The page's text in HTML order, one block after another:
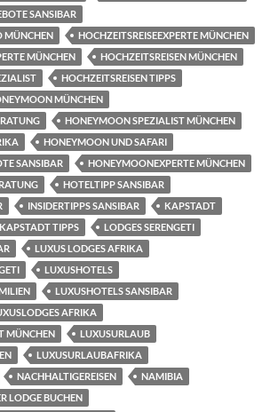
SANSIBAR
MÜNCHEN
HOCHZEITSREISEEXPERTE MÜNCHEN
MÜNCHEN
HOCHZEITSREISEN MÜNCHEN
HOCHZEITSREISEN TIPPS
MÜNCHEN
HONEYMOON SPEZIALIST MÜNCHEN
HONEYMOON UND SAFARI
SANSIBAR
HONEYMOONEXPERTE MÜNCHEN
HOTELTIPP SANSIBAR
INSIDERTIPPS SANSIBAR
KAPSTADT
KAPSTADT TIPPS
LODGES SERENGETI
LUXUS LODGES AFRIKA
LUXUSHOTELS
LUXUSHOTELS SANSIBAR
AFRIKA
MÜNCHEN
LUXUSURLAUB
LUXUSURLAUBAFRIKA
NACHHALTIGEREISEN
NAMIBIA
LODGE BUCHEN